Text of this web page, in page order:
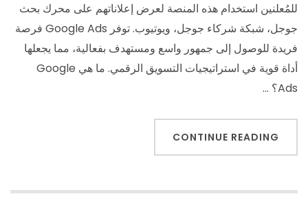
للمُعلنين استخدام هذه المنصة لعرض إعلاناتهم على محرك بحث
جوجل، شبكة شركاء جوجل، ويوتيوب. توفر Google Ads فرصة
فريدة للوصول إلى جمهور واسع ومستهدف بفعالية، مما يجعلها
أداة قوية في استراتيجيات التسويق الرقمي. ما هي Google
Ads؟ …
CONTINUE READING